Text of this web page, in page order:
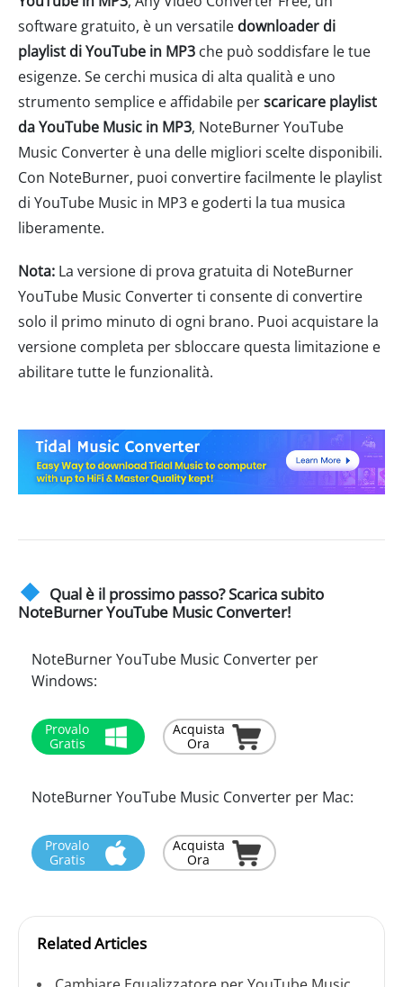
software gratuito, è un versatile downloader di
playlist di YouTube in MP3 che può soddisfare le tue
esigenze. Se cerchi musica di alta qualità e uno
strumento semplice e affidabile perscaricare playlist
da YouTube Music in MP3, NoteBurner YouTube
Music Converter è una delle migliori scelte disponibili.
Con NoteBurner, puoi convertire facilmente le playlist
di YouTube Music in MP3 e goderti la tua musica
liberamente.
Nota: La versione di prova gratuita di NoteBurner
YouTube Music Converter ti consente di convertire
solo il primo minuto di ogni brano. Puoi acquistare la
versione completa per sbloccare questa limitazione e
abilitare tutte le funzionalità.
Qual è il prossimo passo? Scarica subito
NoteBurner YouTube Music Converter!
NoteBurner YouTube Music Converter per
Windows:
Provalo
Gratis
Acquista
Ora
NoteBurner YouTube Music Converter per Mac:
Provalo
Gratis
Acquista
Ora
Related Articles